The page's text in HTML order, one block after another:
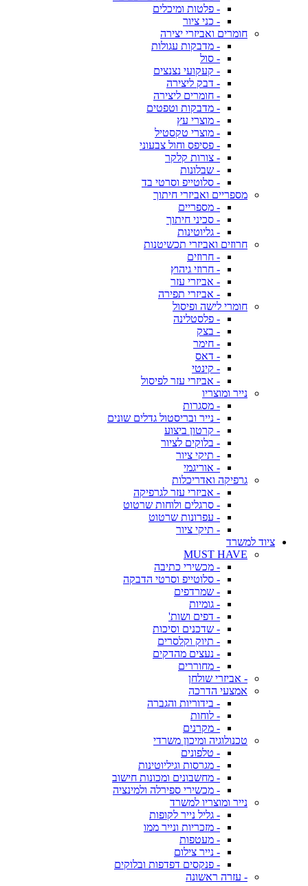
- פלטות ומיכלים
- כני ציור
חומרים ואביזרי יצירה
- מדבקות עגולות
- סול
- קעקועי נצנצים
- דבק ליצירה
- חומרים ליצירה
- מדבקות וטפטים
- מוצרי עץ
- מוצרי טקסטיל
- פסיפס וחול צבעוני
- צורות קלקר
- שבלונות
- סלוטייפ וסרטי בד
מספריים ואביזרי חיתוך
- מספריים
- סכיני חיתוך
- גליוטינות
חרוזים ואביזרי תכשיטנות
- חרוזים
- חרוזי גיהוץ
- אביזרי עזר
- אביזרי תפירה
חומרי לישה ופיסול
- פלסטלינה
- בצק
- חימר
- דאס
- קינטי
- אביזרי עזר לפיסול
נייר ומוצריו
- מסגרות
- נייר ובריסטול גדלים שונים
- קרטון ביצוע
- בלוקים לציור
- תיקי ציור
- אוריגמי
גרפיקה ואדריכלות
- אביזרי עזר לגרפיקה
- סרגלים ולוחות שרטוט
- עפרונות שרטוט
- תיקי ציור
ציוד למשרד
MUST HAVE
- מכשירי כתיבה
- סלוטייפ וסרטי הדבקה
- שמרדפים
- גומיות
- דפים ושות'
- שדכנים וסיכות
- תיוק וקלסרים
- נעצים מהדקים
- מחוררים
- אביזרי שולחן
אמצעי הדרכה
- בידוריות והגברה
- לוחות
- מקרנים
טכנולוגיה ומיכון משרדי
- טלפונים
- מגרסות וגיליוטינות
- מחשבונים ומכונות חישוב
- מכשירי ספירלה ולמינציה
נייר ומוצריו למשרד
- גליל נייר לקופות
- מזכריות ונייר ממו
- מעטפות
- נייר צילום
- פנקסים דפדפות ובלוקים
- עזרה ראשונה